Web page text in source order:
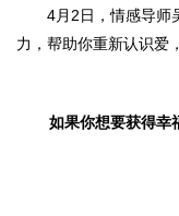
4月2日，情感导师
力，帮助你重新认识爱
如果你想要获得幸